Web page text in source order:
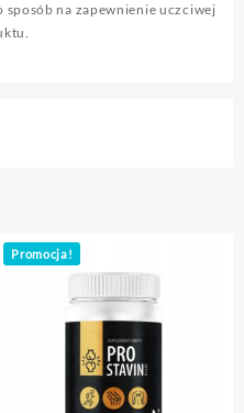
na zapewnienie uczciwej
Promocja!